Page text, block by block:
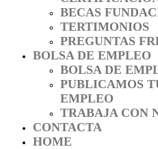
BECAS
TERTIMONIOS
PREGUNTAS
BOLSA DE EMPLEO
BOLSA DE
PUBLICAMOS
EMPLEO
TRABAJA CON
CONTACTA
HOME